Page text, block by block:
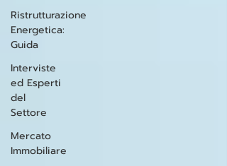
Ristrutturazione
Energetica:
Guida
Interviste
ed Esperti
del
Settore
Mercato
Immobiliare